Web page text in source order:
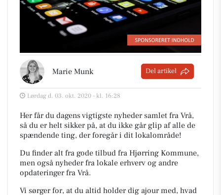
Marie Munk Del artikel
Lørdag d. 03. okt. 2020 - kl. 16:28
Her får du dagens vigtigste nyheder samlet fra Vrå,
så du er helt sikker på, at du ikke går glip af alle de
spændende ting, der foregår i dit lokalområde!
Du finder alt fra gode tilbud fra Hjørring Kommune,
men også nyheder fra lokale erhverv og andre
opdateringer fra Vrå.
Vi sørger for, at du altid holder dig ajour med, hvad